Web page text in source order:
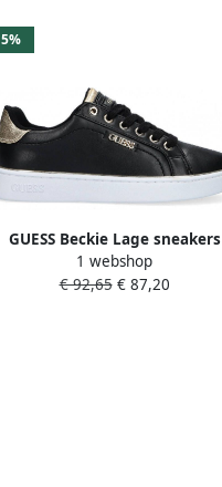
5%
GUESS Beckie Lage sneakers
Dames Zwart
1 webshop
€ 92,65€ 87,20